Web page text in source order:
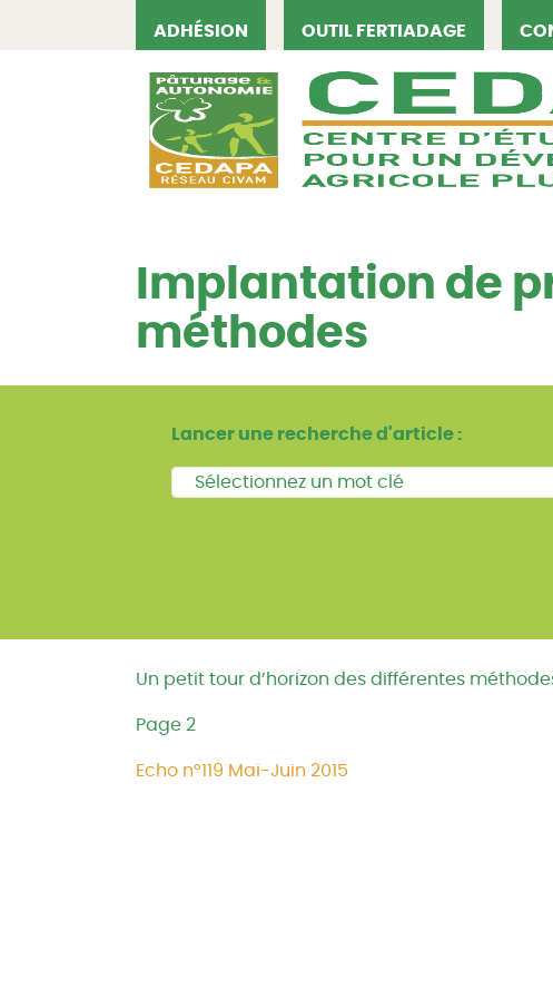
ADHÉSION OUTIL FERTIADAGE
CEDAPA
Implantation de
méthodes
Lancer une recherche d'article :
Un petit tour d’horizon des différentes
Page 2
Echo n°119 Mai-Juin 2015